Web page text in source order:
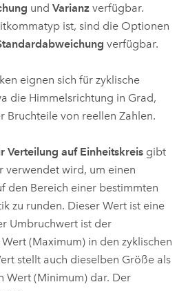
undVarianz verfügbar.
ist, sind die Optionen
verfügbar.
eignen sich für zyklische
die Himmelsrichtung in Grad,
Bruchteile von reellen Zahlen.
Verteilung auf Einheitskreis gibt
verwendet wird, um einen
den Bereich einer bestimmten
zu runden. Dieser Wert ist eine
Umbruchwert ist der
(Maximum) in den zyklischen
stellt auch dieselben Größe als
Wert (Minimum) dar. Der